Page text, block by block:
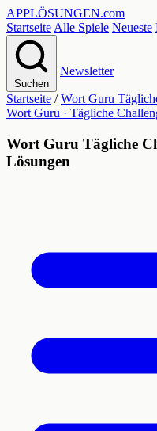
APPLÖSUNGEN.com
Startseite Alle Spiele Neueste
Suchen
Newsletter
Startseite / Wort Guru
Wort Guru · Tägliche
Wort Guru Tägliche
Lösungen